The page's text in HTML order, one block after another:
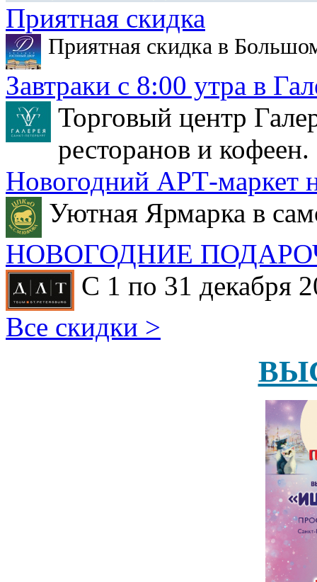
Приятная скидка
Приятная скидка в
Завтраки с 8:00 утра в
Торговый центр
ресторанов и кофеен.
Новогодний АРТ-маркет
Уютная Ярмарка в
НОВОГОДНИЕ
С 1 по 31 декабря
Все скидки >